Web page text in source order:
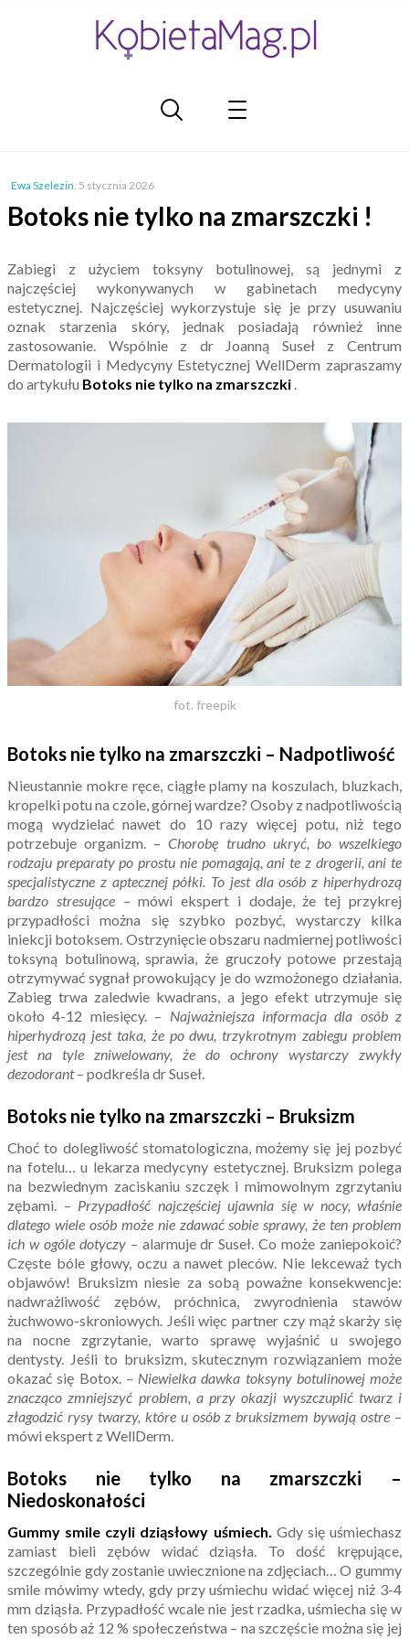
Ewa Szelezin, 5 stycznia 2026
Botoks nie tylko na zmarszczki !
Zabiegi z użyciem toksyny botulinowej, są jednymi z
najczęściej wykonywanych w gabinetach medycyny
estetycznej. Najczęściej wykorzystuje się je przy usuwaniu
oznak starzenia skóry, jednak posiadają również inne
zastosowanie. Wspólnie z dr Joanną Suseł z Centrum
Dermatologii i Medycyny Estetycznej WellDerm zapraszamy
do artykułu Botoks nie tylko na zmarszczki .
fot. freepik
Botoks nie tylko na zmarszczki – Nadpotliwość
Nieustannie mokre ręce, ciągłe plamy na koszulach, bluzkach,
kropelki potu na czole, górnej wardze? Osoby z nadpotliwością
mogą wydzielać nawet do 10 razy więcej potu, niż tego
potrzebuje organizm. –Chorobę trudno ukryć, bo wszelkiego
rodzaju preparaty po prostu nie pomagają, ani te z drogerii, ani te
specjalistyczne z aptecznej półki. To jest dla osób z hiperhydrozą
bardzo stresujące– mówi ekspert i dodaje, że tej przykrej
przypadłości można się szybko pozbyć, wystarczy kilka
iniekcji botoksem. Ostrzynięcie obszaru nadmiernej potliwości
toksyną botulinową, sprawia, że gruczoły potowe przestają
otrzymywać sygnał prowokujący je do wzmożonego działania.
Zabieg trwa zaledwie kwadrans, a jego efekt utrzymuje się
około 4-12 miesięcy. – Najważniejsza informacja dla osób z
hiperhydrozą jest taka, że po dwu, trzykrotnym zabiegu problem
jest na tyle zniwelowany, że do ochrony wystarczy zwykły
dezodorant– podkreśla dr Suseł.
Botoks nie tylko na zmarszczki – Bruksizm
Choć to dolegliwość stomatologiczna, możemy się jej pozbyć
na fotelu… u lekarza medycyny estetycznej. Bruksizm polega
na bezwiednym zaciskaniu szczęk i mimowolnym zgrzytaniu
zębami. – Przypadłość najczęściej ujawnia się w nocy, właśnie
dlatego wiele osób może nie zdawać sobie sprawy, że ten problem
ich w ogóle dotyczy – alarmuje dr Suseł. Co może zaniepokoić?
Częste bóle głowy, oczu a nawet pleców. Nie lekceważ tych
objawów! Bruksizm niesie za sobą poważne konsekwencje:
nadwrażliwość zębów, próchnica, zwyrodnienia stawów
żuchwowo-skroniowych. Jeśli więc partner czy mąż skarży się
na nocne zgrzytanie, warto sprawę wyjaśnić u swojego
dentysty. Jeśli to bruksizm, skutecznym rozwiązaniem może
okazać się Botox. – Niewielka dawka toksyny botulinowej może
znacząco zmniejszyć problem, a przy okazji wyszczuplić twarz i
złagodzić rysy twarzy, które u osób z bruksizmem bywają ostre –
mówi ekspert z WellDerm.
Botoks nie tylko na zmarszczki –
Niedoskonałości
Gummy smile czyli dziąsłowy uśmiech. Gdy się uśmiechasz
zamiast bieli zębów widać dziąsła. To dość krępujące,
szczególnie gdy zostanie uwiecznione na zdjęciach… O gummy
smile mówimy wtedy, gdy przy uśmiechu widać więcej niż 3-4
mm dziąsła. Przypadłość wcale nie jest rzadka, uśmiecha się w
ten sposób aż 12 % społeczeństwa – na szczęście można się jej